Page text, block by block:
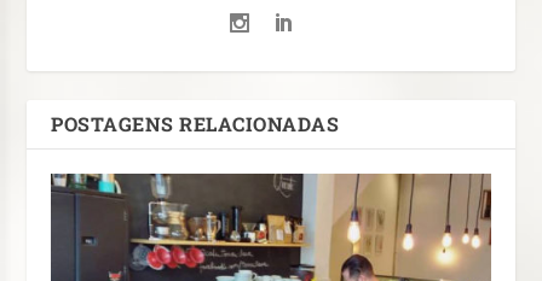
POSTAGENS RELACIONADAS